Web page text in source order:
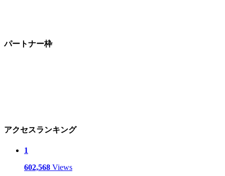
パートナー枠
アクセスランキング
1
602,568 Views